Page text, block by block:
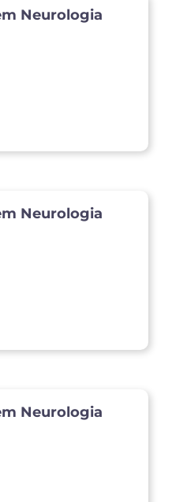
Neurologia​
Neurologia​
Neurologia​